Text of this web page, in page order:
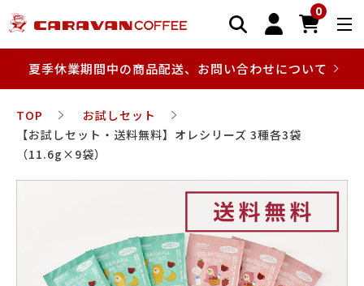
0
夏季休業期間中の商品配送、お問い合わせについて
TOP
お試しセット
【お試しセット・送料無料】オレシリーズ 3種各3袋
（11.6g×9袋）